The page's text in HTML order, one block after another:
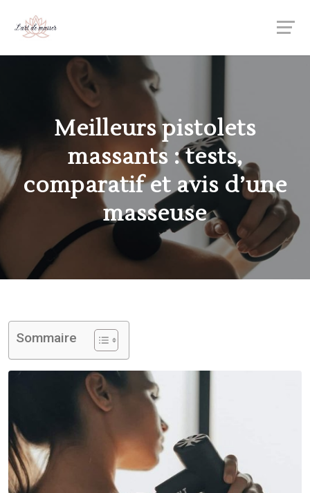
Meilleurs pistolets
massants : tests,
comparatif et avis d’une
masseuse
Sommaire